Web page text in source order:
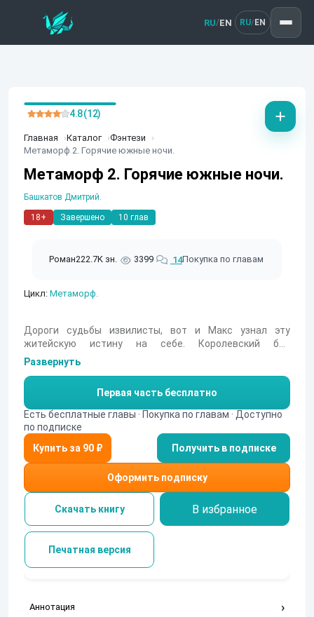
RU/EN RU/ EN
Главная Каталог
Фэнтези
Метаморф 2. Горячие южные ночи.
Метаморф 2. Горячие южные ночи.
Башкатов Дмитрий.
18+ Завершено 10 глав
Роман222.7K зн. 3399 14Покупка по главам
Цикл: Метаморф.
4.8 (12)
Дороги судьбы извилисты, вот и Макс узнал эту
житейскую истину на себе. Королевский бал
закончился, и парень очнулся в клетке, на полпути к
Сулему. Новая игрушка едет к халифу, только вот кто
станет игрушкой халиф или рыжая девчонка. В этой
книге, вас ждут горячие пески пустынь Сулема.
Знойные красотки гарема халифа, немного Магии и
звёздных технологий.
Развернуть
Первая часть бесплатно
Есть бесплатные главы · Покупка по главам · Доступно
по подписке
Получить в подписке
Оформить подписку
Скачать книгу В избранное
Печатная версия
Аннотация